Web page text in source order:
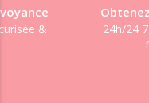
&
24h/24